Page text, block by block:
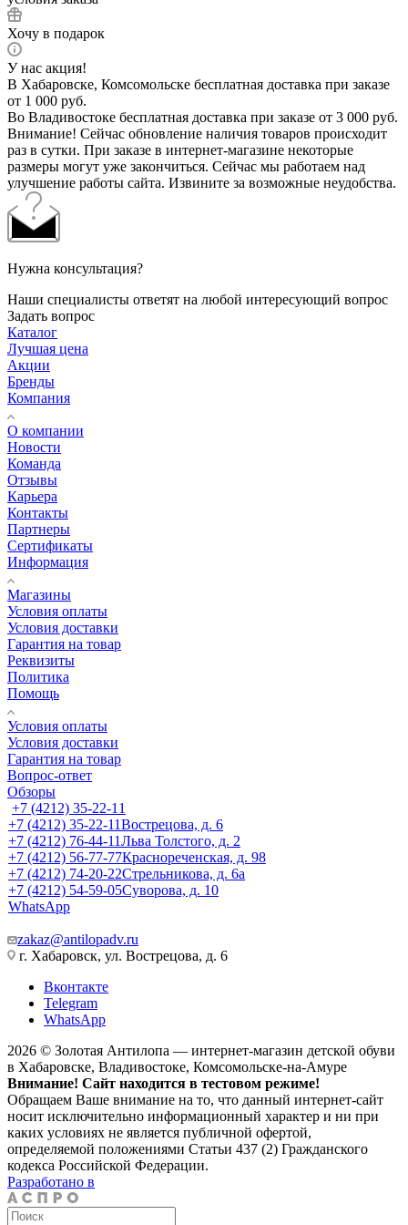
Хочу в подарок
У нас акция!
В Хабаровске, Комсомольске бесплатная доставка при заказе
от 1 000 руб.
Во Владивостоке бесплатная доставка при заказе от 3 000 руб.
Внимание! Сейчас обновление наличия товаров происходит
раз в сутки. При заказе в интернет-магазине некоторые
размеры могут уже закончиться. Сейчас мы работаем над
улучшение работы сайта. Извините за возможные неудобства.
Нужна консультация?
Наши специалисты ответят на любой интересующий вопрос
Задать вопрос
Каталог
Лучшая цена
Акции
Бренды
Компания
О компании
Новости
Команда
Отзывы
Карьера
Контакты
Партнеры
Сертификаты
Информация
Магазины
Условия оплаты
Условия доставки
Гарантия на товар
Реквизиты
Политика
Помощь
Условия оплаты
Условия доставки
Гарантия на товар
Вопрос-ответ
Обзоры
+7 (4212) 35-22-11
+7 (4212) 35-22-11Вострецова, д. 6
+7 (4212) 76-44-11Льва Толстого, д. 2
+7 (4212) 56-77-77Краснореченская, д. 98
+7 (4212) 74-20-22Стрельникова, д. 6а
+7 (4212) 54-59-05Суворова, д. 10
WhatsApp
zakaz@antilopadv.ru
г. Хабаровск, ул. Вострецова, д. 6
Вконтакте
Telegram
WhatsApp
2026 © Золотая Антилопа — интернет-магазин детской обуви
в Хабаровске, Владивостоке, Комсомольске-на-Амуре
Внимание! Сайт находится в тестовом режиме!
Обращаем Ваше внимание на то, что данный интернет-сайт
носит исключительно информационный характер и ни при
каких условиях не является публичной офертой,
определяемой положениями Статьи 437 (2) Гражданского
кодекса Российской Федерации.
Разработано в